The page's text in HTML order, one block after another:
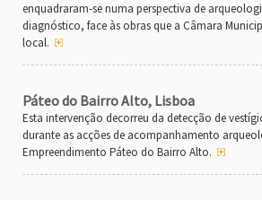
enquadraram-se numa perspectiva de
diagnóstico, face às obras que a Câmara
local.
Páteo do Bairro Alto, Lisboa
Esta intervenção decorreu da detecção de
durante as acções de acompanhamento
Empreendimento Páteo do Bairro Alto.